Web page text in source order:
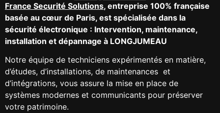
France Securité Solutions, entreprise 100% française
basée au cœur de Paris, est spécialisée dans la
sécurité électronique : Intervention, maintenance,
installation et dépannage à LONGJUMEAU
Notre équipe de techniciens expérimentés en matière,
d’études, d’installations, de maintenances et
d’intégrations, vous assure la mise en place de
systèmes modernes et communicants pour préserver
votre patrimoine.